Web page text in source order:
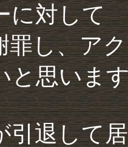
に対して
罪し、ア
と思いま
引退して